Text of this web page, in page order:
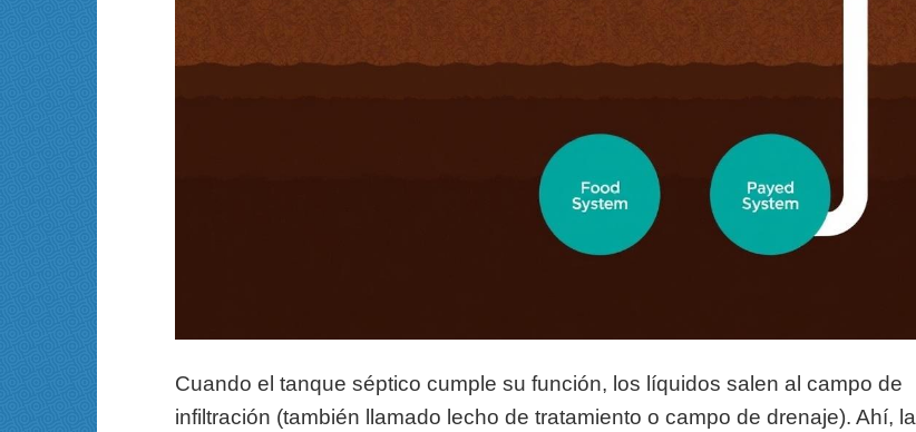
Cuando el tanque séptico cumple su función, los líquidos salen al campo de
infiltración (también llamado lecho de tratamiento o campo de drenaje). Ahí, la